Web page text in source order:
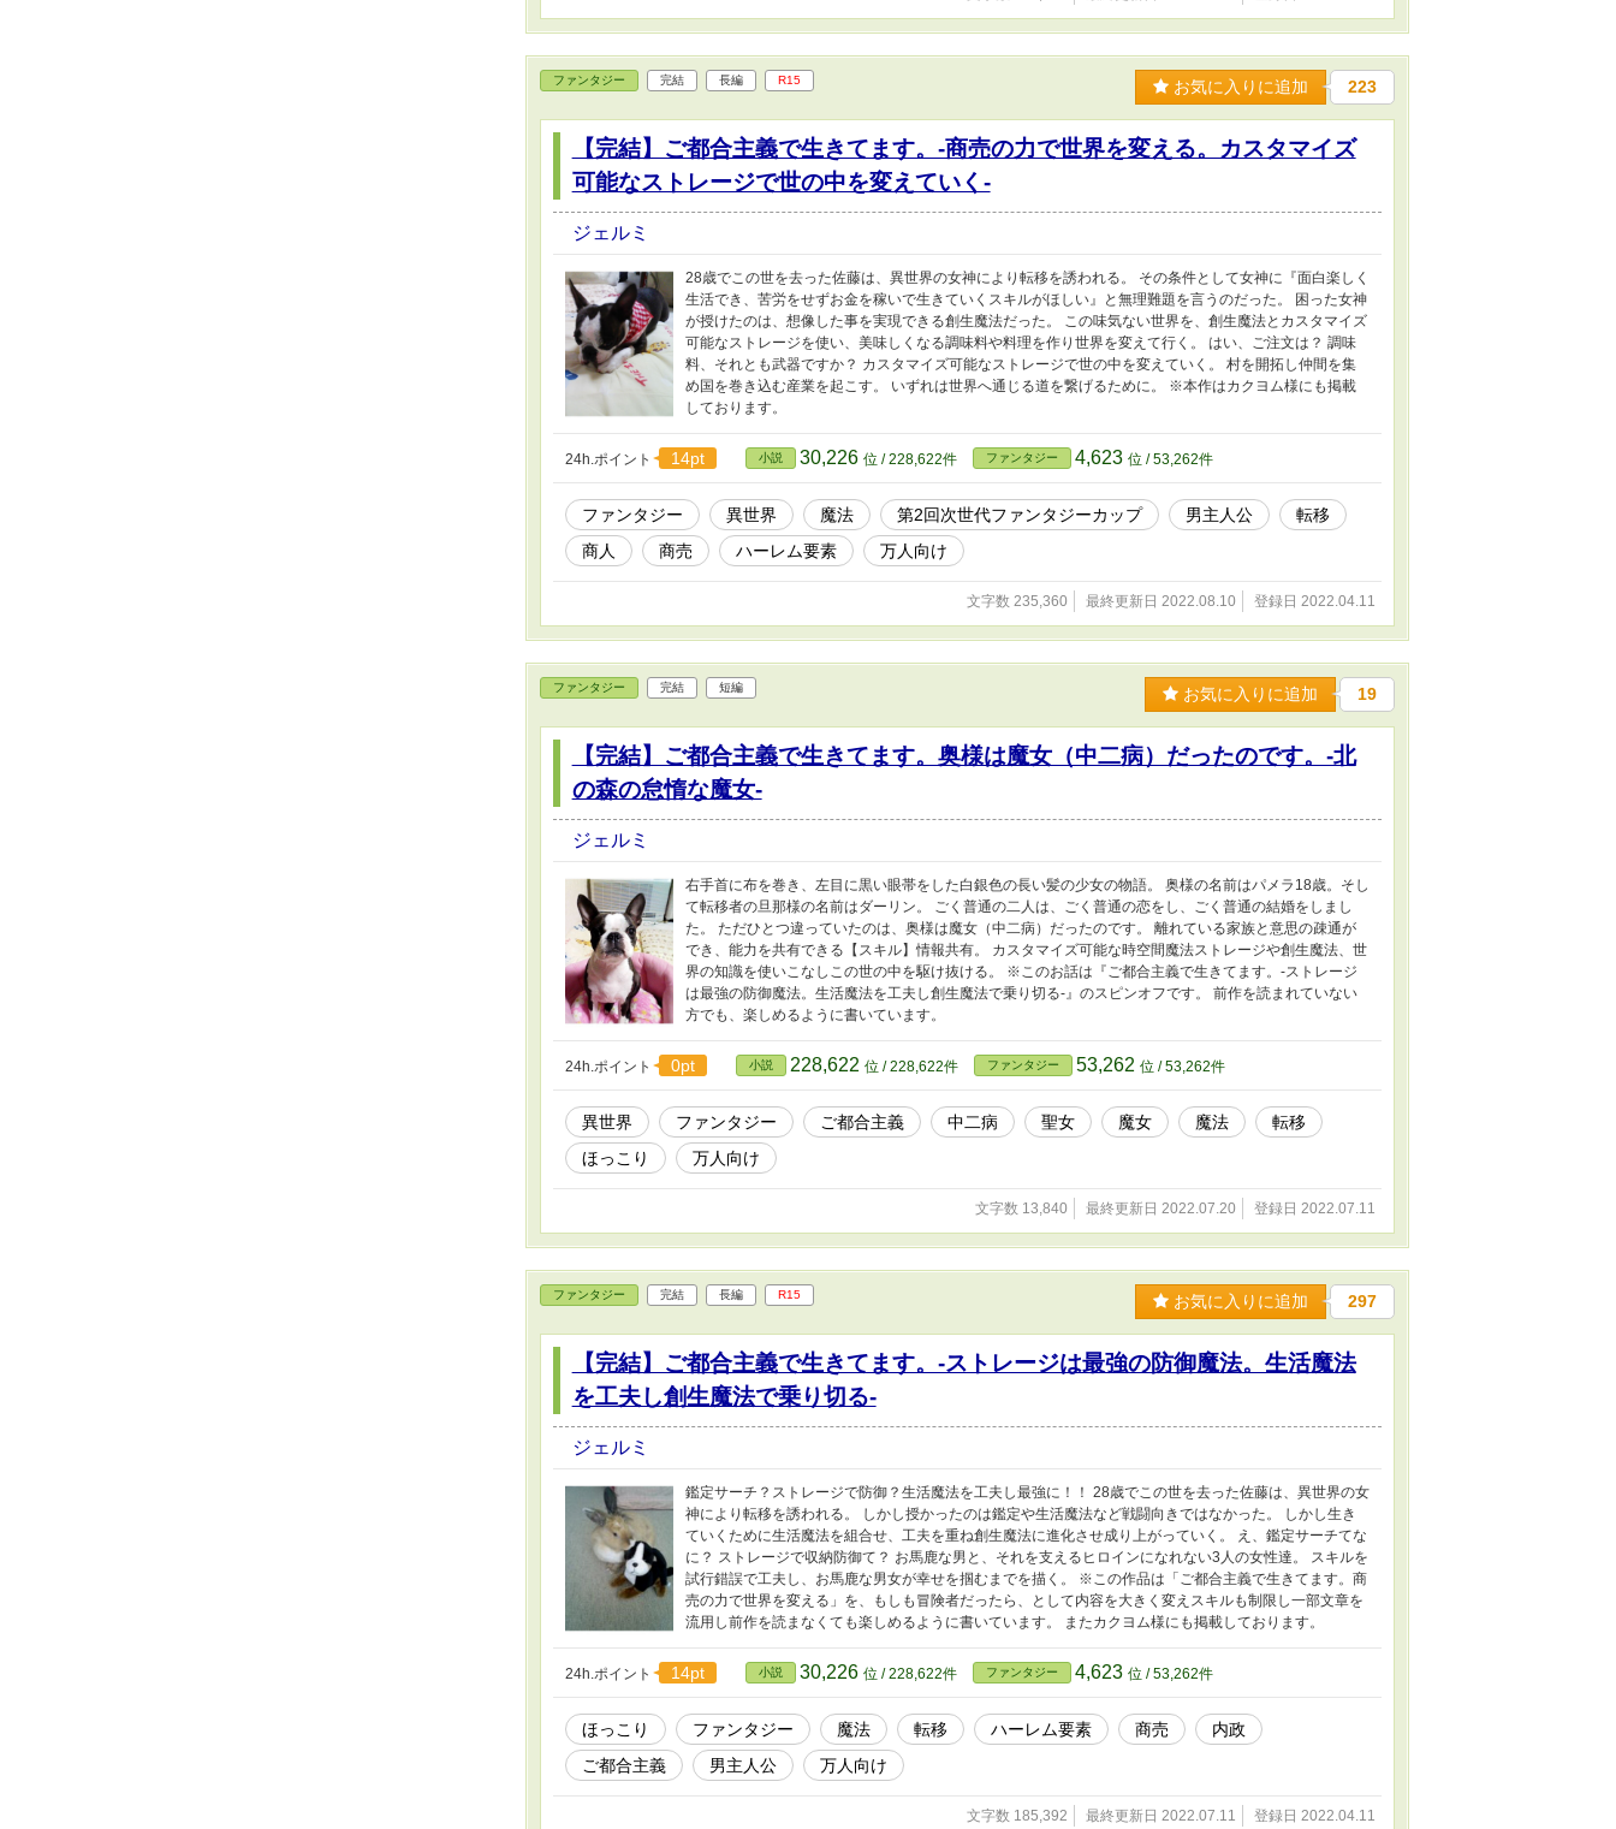
ファンタジー 完結 長編 R15 お気に入りに追加 223
【完結】ご都合主義で生きてます。-商売の力で世界を変える。カスタマイズ
可能なストレージで世の中を変えていく-
ジェルミ
28歳でこの世を去った佐藤は、異世界の女神により転移を誘われる。 その条件として女神に『面白楽しく
生活でき、苦労をせずお金を稼いで生きていくスキルがほしい』と無理難題を言うのだった。 困った女神
が授けたのは、想像した事を実現できる創生魔法だった。 この味気ない世界を、創生魔法とカスタマイズ
可能なストレージを使い、美味しくなる調味料や料理を作り世界を変えて行く。 はい、ご注文は？ 調味
料、それとも武器ですか？ カスタマイズ可能なストレージで世の中を変えていく。 村を開拓し仲間を集
め国を巻き込む産業を起こす。 いずれは世界へ通じる道を繋げるために。 ※本作はカクヨム様にも掲載
しております。
24h.ポイント 14pt 小説 30,226 位 / 228,622件 ファンタジー 4,623 位 / 53,262件
ファンタジー 異世界 魔法 第2回次世代ファンタジーカップ 男主人公
転移
商人
商売 ハーレム要素 万人向け
文字数 235,360 最終更新日 2022.08.10 登録日 2022.04.11
ファンタジー 完結 短編 お気に入りに追加 19
【完結】ご都合主義で生きてます。奥様は魔女（中二病）だったのです。-北
の森の怠惰な魔女-
ジェルミ
右手首に布を巻き、左目に黒い眼帯をした白銀色の長い髪の少女の物語。 奥様の名前はパメラ18歳。そし
て転移者の旦那様の名前はダーリン。 ごく普通の二人は、ごく普通の恋をし、ごく普通の結婚をしまし
た。 ただひとつ違っていたのは、奥様は魔女（中二病）だったのです。 離れている家族と意思の疎通が
でき、能力を共有できる【スキル】情報共有。 カスタマイズ可能な時空間魔法ストレージや創生魔法、世
界の知識を使いこなしこの世の中を駆け抜ける。 ※このお話は『ご都合主義で生きてます。-ストレージ
は最強の防御魔法。生活魔法を工夫し創生魔法で乗り切る-』のスピンオフです。 前作を読まれていない
方でも、楽しめるように書いています。
24h.ポイント 0pt 小説 228,622 位 / 228,622件 ファンタジー 53,262 位 / 53,262件
異世界 ファンタジー ご都合主義 中二病 聖女 魔女 魔法
転移
ほっこり
万人向け
文字数 13,840 最終更新日 2022.07.20 登録日 2022.07.11
ファンタジー 完結 長編 R15 お気に入りに追加 297
【完結】ご都合主義で生きてます。-ストレージは最強の防御魔法。生活魔法
を工夫し創生魔法で乗り切る-
ジェルミ
鑑定サーチ？ストレージで防御？生活魔法を工夫し最強に！！ 28歳でこの世を去った佐藤は、異世界の女
神により転移を誘われる。 しかし授かったのは鑑定や生活魔法など戦闘向きではなかった。 しかし生き
ていくために生活魔法を組合せ、工夫を重ね創生魔法に進化させ成り上がっていく。 え、鑑定サーチてな
に？ ストレージで収納防御て？ お馬鹿な男と、それを支えるヒロインになれない3人の女性達。 スキルを
試行錯誤で工夫し、お馬鹿な男女が幸せを掴むまでを描く。 ※この作品は「ご都合主義で生きてます。商
売の力で世界を変える」を、もしも冒険者だったら、として内容を大きく変えスキルも制限し一部文章を
流用し前作を読まなくても楽しめるように書いています。 またカクヨム様にも掲載しております。
24h.ポイント 14pt 小説 30,226 位 / 228,622件 ファンタジー 4,623 位 / 53,262件
ほっこり ファンタジー 魔法 転移 ハーレム要素 商売
内政
ご都合主義
男主人公 万人向け
文字数 185,392 最終更新日 2022.07.11 登録日 2022.04.11